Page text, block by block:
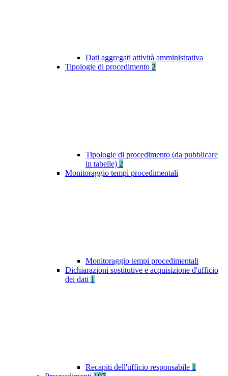
Dati aggregati attività amministrativa
Tipologie di procedimento 2
Tipologie di procedimento (da pubblicare
in tabelle) 2
Monitoraggio tempi procedimentali
Monitoraggio tempi procedimentali
Dichiarazioni sostitutive e acquisizione d'ufficio
dei dati 1
Recapiti dell'ufficio responsabile 1